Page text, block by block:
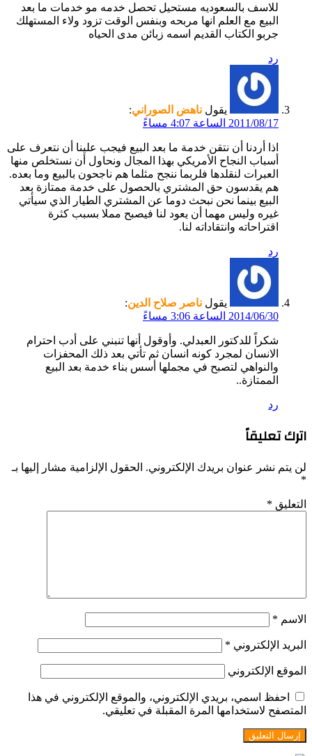
للاسف بالسعوديه مستحيل تحصل خدمه مو خدمات ما بعد
البيع مع العلم انها مربحه وبنفس الوقت تزود ولاء المستهلك
جربو الكتاب القديم اسمه زبائن مدى الحياه
رد
يقول ناهض الصوراني:
2011/08/17 الساعة 4:07 مساءً
اذا أردنا أن نتقن خدمة ما بعد البيع فيجب علينا أن نتعرف على
أسباب النجاح الأمريكي بهذا المجال ونحاول أن نستخلص منها
العبرات لنقلدها فلربما ننجح مثلما هم ناجحون بالبيع وما بعده.
هم يقدسون حق المشتري بالحصول على خدمة ممتازة بعد
البيع بينما نحن نبحث دوما عن المشتري الطيار الذي سيأتي
غيره وليس مهما أن يعود لنا فيصبح مملا بسبب كثرة
اقتراحاته وانتقاداته لنا.
رد
يقول ناصر صلاح الدين:
2014/06/30 الساعة 3:06 مساءً
شكراً للدكتور العبدلي. وأوقول أنها تنبني على أدب احترام
الانسان لمجرد كونه انسان ثم تأتي بعد ذلك المحفزات
والنواهي لتصبح في مجملها أسس بناء خدمة بعد البيع
الممتازة..
رد
اترك تعليقاً
لن يتم نشر عنوان بريدك الإلكتروني. الحقول الإلزامية مشار إليها بـ
*
التعليق *
الاسم *
البريد الإلكتروني *
الموقع الإلكتروني
احفظ اسمي، بريدي الإلكتروني، والموقع الإلكتروني في هذا
المتصفح لاستخدامها المرة المقبلة في تعليقي.